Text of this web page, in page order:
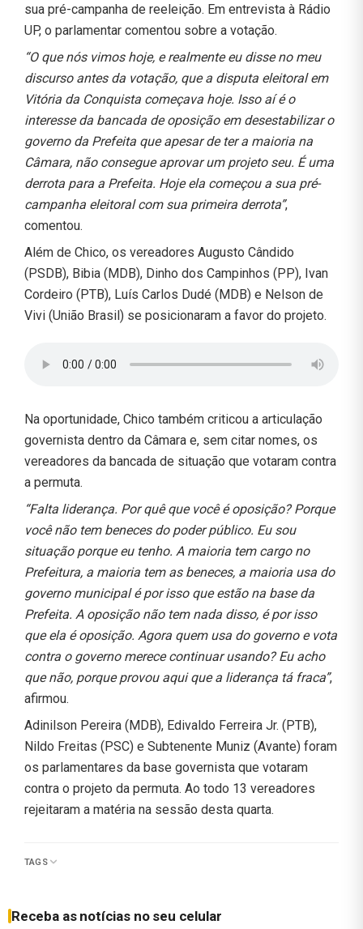
sua pré-campanha de reeleição. Em entrevista à Rádio
UP, o parlamentar comentou sobre a votação.
“O que nós vimos hoje, e realmente eu disse no meu
discurso antes da votação, que a disputa eleitoral em
Vitória da Conquista começava hoje. Isso aí é o
interesse da bancada de oposição em desestabilizar o
governo da Prefeita que apesar de ter a maioria na
Câmara, não consegue aprovar um projeto seu. É uma
derrota para a Prefeita. Hoje ela começou a sua pré-
campanha eleitoral com sua primeira derrota”,
comentou.
Além de Chico, os vereadores Augusto Cândido
(PSDB), Bibia (MDB), Dinho dos Campinhos (PP), Ivan
Cordeiro (PTB), Luís Carlos Dudé (MDB) e Nelson de
Vivi (União Brasil) se posicionaram a favor do projeto.
Na oportunidade, Chico também criticou a articulação
governista dentro da Câmara e, sem citar nomes, os
vereadores da bancada de situação que votaram contra
a permuta.
“Falta liderança. Por quê que você é oposição? Porque
você não tem beneces do poder público. Eu sou
situação porque eu tenho. A maioria tem cargo no
Prefeitura, a maioria tem as beneces, a maioria usa do
governo municipal é por isso que estão na base da
Prefeita. A oposição não tem nada disso, é por isso
que ela é oposição. Agora quem usa do governo e vota
contra o governo merece continuar usando? Eu acho
que não, porque provou aqui que a liderança tá fraca”,
afirmou.
Adinilson Pereira (MDB), Edivaldo Ferreira Jr. (PTB),
Nildo Freitas (PSC) e Subtenente Muniz (Avante) foram
os parlamentares da base governista que votaram
contra o projeto da permuta. Ao todo 13 vereadores
rejeitaram a matéria na sessão desta quarta.
TAGS
Receba as notícias no seu celular